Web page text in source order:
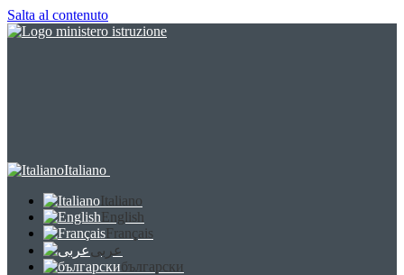
Salta al contenuto
Italiano
Italiano
English
Français
عربى
български